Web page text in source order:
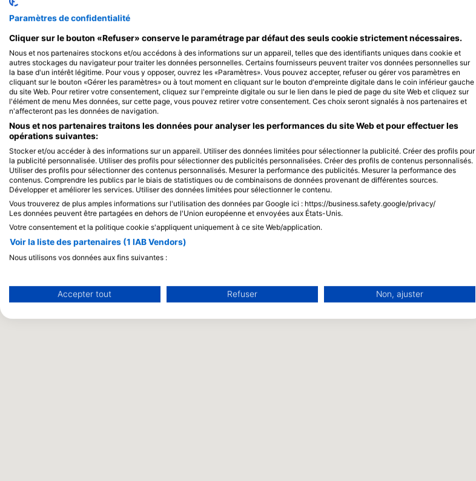
Paramètres de confidentialité
Cliquer sur le bouton «Refuser» conserve le paramétrage par défaut des seuls cookie strictement nécessaires.
Nous et nos partenaires stockons et/ou accédons à des informations sur un appareil, telles que des identifiants uniques dans cookie et
autres stockages du navigateur pour traiter les données personnelles. Certains fournisseurs peuvent traiter vos données personnelles sur
la base d'un intérêt légitime. Pour vous y opposer, ouvrez les «Paramètres». Vous pouvez accepter, refuser ou gérer vos paramètres en
cliquant sur le bouton «Gérer les paramètres» ou à tout moment en cliquant sur le bouton d'empreinte digitale dans le coin inférieur gauche
du site Web. Pour retirer votre consentement, cliquez sur l'empreinte digitale ou sur le lien dans le pied de page du site Web et cliquez sur
l'élément de menu Mes données, sur cette page, vous pouvez retirer votre consentement. Ces choix seront signalés à nos partenaires et
n'affecteront pas les données de navigation.
Nous et nos partenaires traitons les données pour analyser les performances du site Web et pour effectuer les
opérations suivantes:
Stocker et/ou accéder à des informations sur un appareil. Utiliser des données limitées pour sélectionner la publicité. Créer des profils pour
la publicité personnalisée. Utiliser des profils pour sélectionner des publicités personnalisées. Créer des profils de contenus personnalisés.
Utiliser des profils pour sélectionner des contenus personnalisés. Mesurer la performance des publicités. Mesurer la performance des
contenus. Comprendre les publics par le biais de statistiques ou de combinaisons de données provenant de différentes sources.
Développer et améliorer les services. Utiliser des données limitées pour sélectionner le contenu.
Vous trouverez de plus amples informations sur l'utilisation des données par Google ici : https://business.safety.google/privacy/
Les données peuvent être partagées en dehors de l'Union européenne et envoyées aux États-Unis.
Votre consentement et la politique cookie s'appliquent uniquement à ce site Web/application.
Voir la liste des partenaires (1 IAB Vendors)
Nous utilisons vos données aux fins suivantes :
Stocker et/ou accéder à des informations sur un appareil
Accepter tout Refuser Non, ajuster